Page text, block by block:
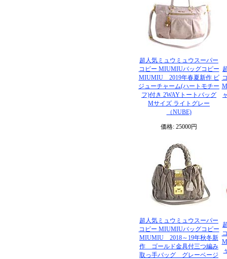
超人気ミュウミュウスーパー
コピー MIUMIUバッグコピー
MIUMIU 2019年春夏新作 ビ
ジューチャーム(ハートモチー
フ)付き 2WAYトートバッグ
Mサイズ ライトグレー
（NUBE)
価格: 25000円
超人気ミュウミュウスーパー
コピー MIUMIUバッグコピー
MIUMIU 2018～19年秋冬新
作 ゴールド金具付三つ編み
取っ手バッグ グレーベージ